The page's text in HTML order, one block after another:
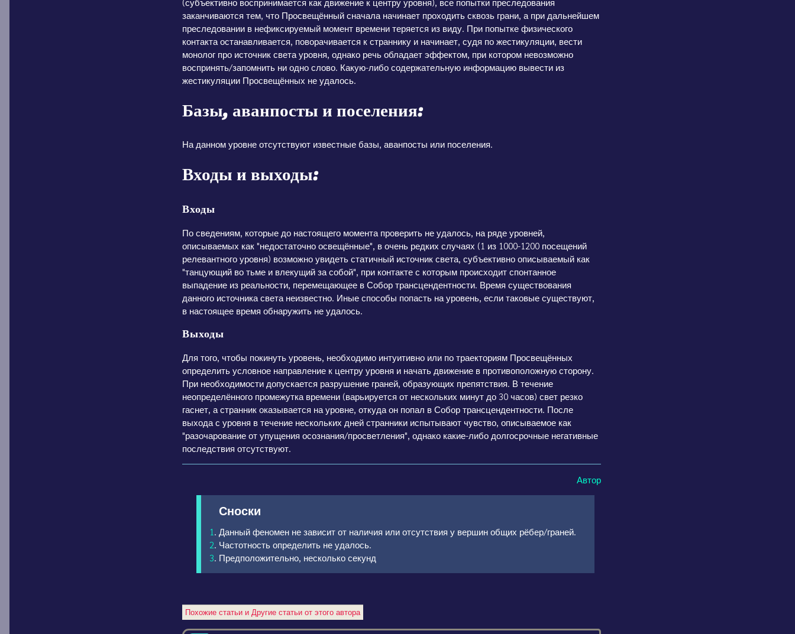
заканчиваются тем, что Просвещённый сначала начинает проходить сквозь грани, а при дальнейшем
преследовании в нефиксируемый момент времени теряется из виду. При попытке физического
контакта останавливается, поворачивается к страннику и начинает, судя по жестикуляции, вести
монолог про источник света уровня, однако речь обладает эффектом, при котором невозможно
воспринять/запомнить ни одно слово. Какую-либо содержательную информацию вывести из
жестикуляции Просвещённых не удалось.
Базы, аванпосты и поселения:
На данном уровне отсутствуют известные базы, аванпосты или поселения.
Входы и выходы:
Входы
По сведениям, которые до настоящего момента проверить не удалось, на ряде уровней,
описываемых как "недостаточно освещённые", в очень редких случаях (1 из 1000-1200 посещений
релевантного уровня) возможно увидеть статичный источник света, субъективно описываемый как
"танцующий во тьме и влекущий за собой", при контакте с которым происходит спонтанное
выпадение из реальности, перемещающее в Собор трансцендентности. Время существования
данного источника света неизвестно. Иные способы попасть на уровень, если таковые существуют,
в настоящее время обнаружить не удалось.
Выходы
Для того, чтобы покинуть уровень, необходимо интуитивно или по траекториям Просвещённых
определить условное направление к центру уровня и начать движение в противоположную сторону.
При необходимости допускается разрушение граней, образующих препятствия. В течение
неопределённого промежутка времени (варьируется от нескольких минут до 30 часов) свет резко
гаснет, а странник оказывается на уровне, откуда он попал в Собор трансцендентности. После
выхода с уровня в течение нескольких дней странники испытывают чувство, описываемое как
"разочарование от упущения осознания/просветления", однако какие-либо долгосрочные негативные
последствия отсутствуют.
Автор
Сноски
1 . Данный феномен не зависит от наличия или отсутствия у вершин общих рёбер/граней.
2. Частотность определить не удалось.
3. Предположительно, несколько секунд